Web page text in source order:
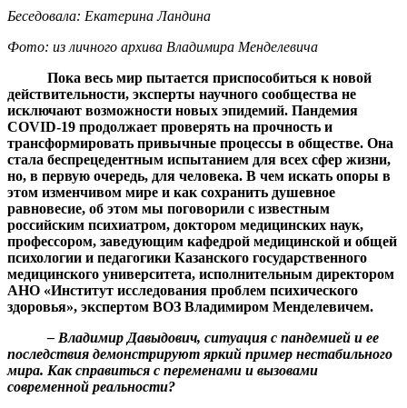
Беседовала: Екатерина Ландина
Фото: из личного архива Владимира Менделевича
Пока весь мир пытается приспособиться к новой
действительности, эксперты научного сообщества не
исключают возможности новых эпидемий. Пандемия
COVID-19 продолжает проверять на прочность и
трансформировать привычные процессы в обществе. Она
стала беспрецедентным испытанием для всех сфер жизни,
но, в первую очередь, для человека. В чем искать опоры в
этом изменчивом мире и как сохранить душевное
равновесие, об этом мы поговорили с известным
российским психиатром, доктором медицинских наук,
профессором, заведующим кафедрой медицинской и общей
психологии и педагогики Казанского государственного
медицинского университета, исполнительным директором
АНО «Институт исследования проблем психического
здоровья», экспертом ВОЗ Владимиром Менделевичем.
– Владимир Давыдович, ситуация с пандемией и ее
последствия демонстрируют яркий пример нестабильного
мира. Как справиться с переменами и вызовами
современной реальности?